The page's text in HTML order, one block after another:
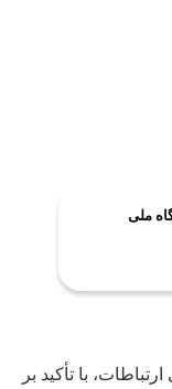
ملی
با تأکید بر